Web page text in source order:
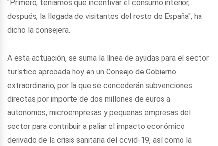
"Primero, teníamos que incentivar el consumo interior,
después, la llegada de visitantes del resto de España", ha
dicho la consejera.
A esta actuación, se suma la línea de ayudas para el sector
turístico aprobada hoy en un Consejo de Gobierno
extraordinario, por la que se concederán subvenciones
directas por importe de dos millones de euros a
autónomos, microempresas y pequeñas empresas del
sector para contribuir a paliar el impacto económico
derivado de la crisis sanitaria del covid-19, así como la